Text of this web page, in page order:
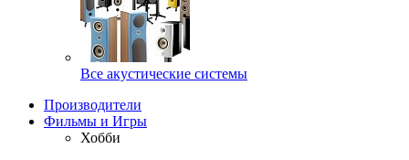
Все акустические системы
Производители
Фильмы и Игры
Хобби